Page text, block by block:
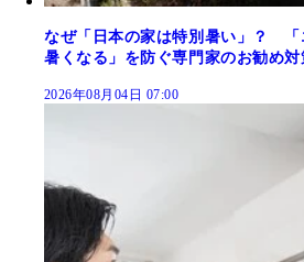
なぜ「日本の家は特別暑い」？ 「
暑くなる」を防ぐ専門家のお勧め対
2026年08月04日 07:00